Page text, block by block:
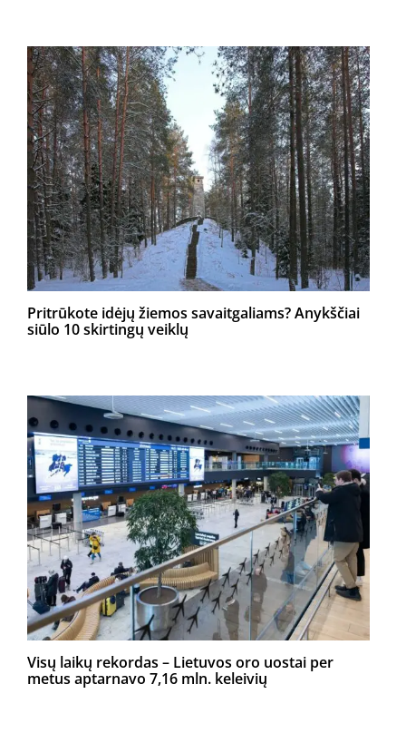
Pritrūkote idėjų žiemos savaitgaliams? Anykščiai
siūlo 10 skirtingų veiklų
Visų laikų rekordas – Lietuvos oro uostai per
metus aptarnavo 7,16 mln. keleivių